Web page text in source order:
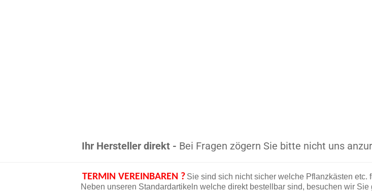
Ihr Hersteller direkt - Bei Fragen zögern Sie bitte nicht uns
TERMIN VEREINBAREN ? Sie sind sich nicht sicher welche Pflanzkästen
Neben unseren Standardartikeln welche direkt bestellbar sind, besuchen wir